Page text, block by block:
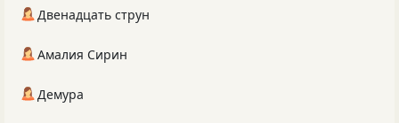
Двенадцать струн
Амалия Сирин
Демура